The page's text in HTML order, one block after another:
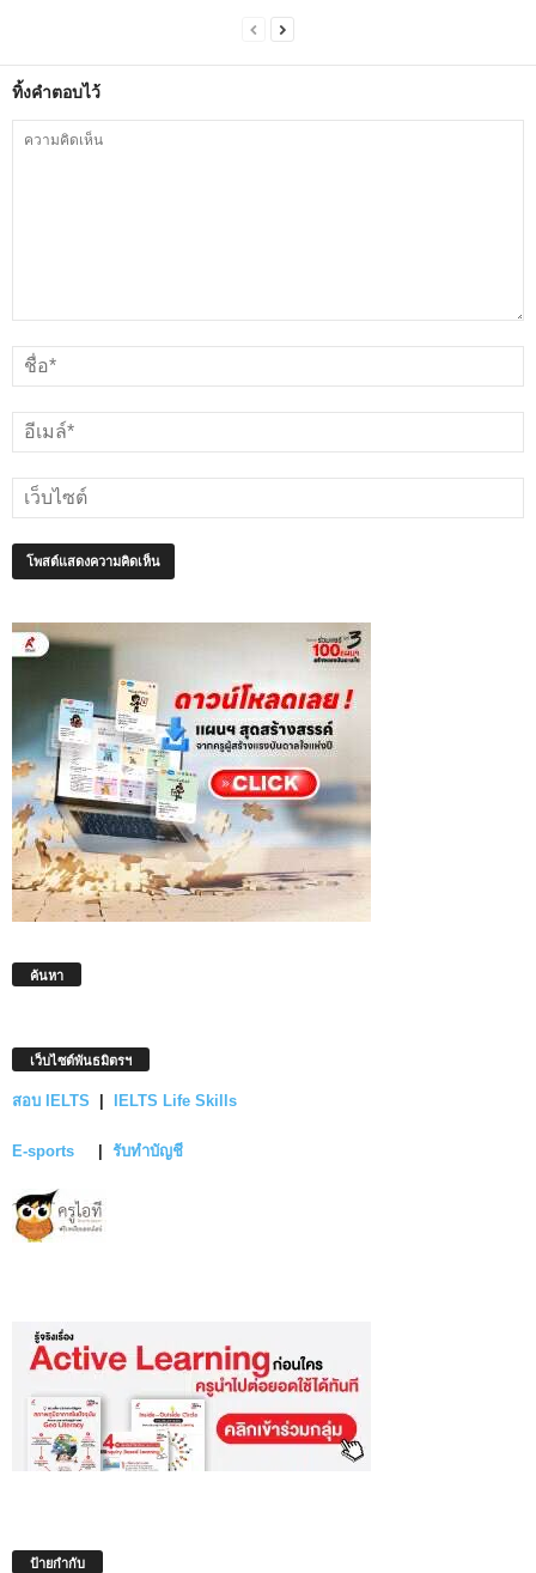
ทิ้งคำตอบไว้
ค้นหา
เว็บไซต์พันธมิตรฯ
สอบ IELTS IELTS Life Skills
E-sports รับทำบัญชี
ป้ายกำกับ